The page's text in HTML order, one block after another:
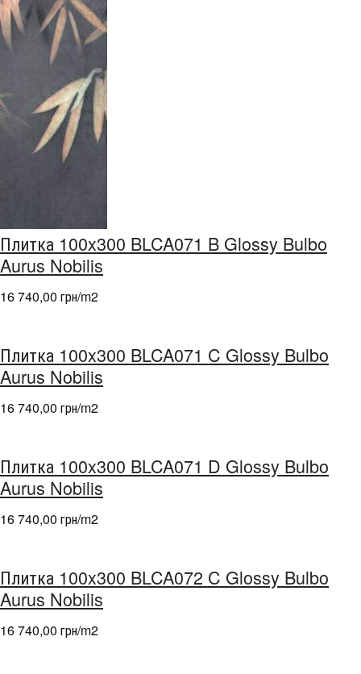
Плитка 100x300 BLCA071 B Glossy Bulbo
Aurus Nobilis
16 740,00 грн/m2
Плитка 100x300 BLCA071 C Glossy Bulbo
Aurus Nobilis
16 740,00 грн/m2
Плитка 100x300 BLCA071 D Glossy Bulbo
Aurus Nobilis
16 740,00 грн/m2
Плитка 100x300 BLCA072 C Glossy Bulbo
Aurus Nobilis
16 740,00 грн/m2